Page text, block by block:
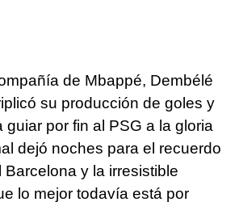
de Mbappé, Dembélé
su producción de goles y
guiar por fin al PSG a la gloria
dejó noches para el recuerdo
y la irresistible
lo mejor todavía está por